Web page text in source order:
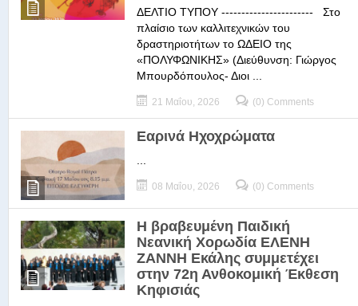
ΔΕΛΤΙΟ ΤΥΠΟΥ ----------------------- Στο
πλαίσιο των καλλιτεχνικών του
δραστηριοτήτων το ΩΔΕΙΟ της
«ΠΟΛΥΦΩΝΙΚΗΣ» (Διεύθυνση: Γιώργος
Μπουρδόπουλος- Διοι ...
21 Μαΐου, 2026 (0) Comments
Εαρινά Ηχοχρώματα
08 Μαΐου, 2026 (0) Comments
Η βραβευμένη Παιδική
Νεανική Χορωδία ΕΛΕΝΗ
ΖΑΝΝΗ Εκάλης συμμετέχει
στην 72η Ανθοκομική Έκθεση
Κηφισιάς